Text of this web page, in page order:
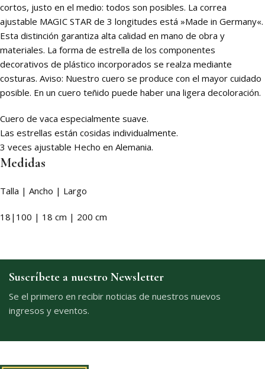
cortos, justo en el medio: todos son posibles. La correa
ajustable MAGIC STAR de 3 longitudes está »Made in Germany«.
Esta distinción garantiza alta calidad en mano de obra y
materiales. La forma de estrella de los componentes
decorativos de plástico incorporados se realza mediante
costuras. Aviso: Nuestro cuero se produce con el mayor cuidado
posible. En un cuero teñido puede haber una ligera decoloración.
Cuero de vaca especialmente suave.
Las estrellas están cosidas individualmente.
3 veces ajustable Hecho en Alemania.
Medidas
Talla | Ancho | Largo
18|100 | 18 cm | 200 cm
Suscríbete a nuestro Newsletter
Se el primero en recibir noticias de nuestros nuevos
ingresos y eventos.